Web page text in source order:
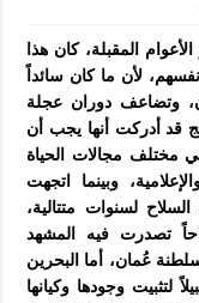
المقبلة، كان هذا
لأن ما كان سائداً
وتضاعف دوران عجلة
قد أدركت أنها يجب أن
مختلف مجالات الحياة
وبينما اتجهت
لسنوات متتالية،
تصدرت فيه المشهد
عُمان، أما البحرين
لتثبيت وجودها وكيانها